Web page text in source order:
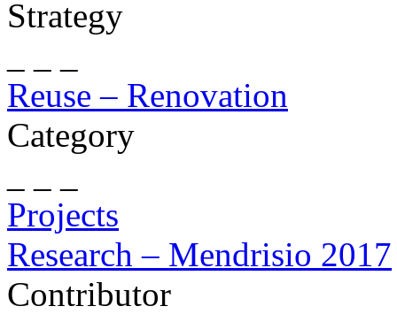
Strategy
Reuse – Renovation
Category
Projects
Research – Mendrisio 2017
Contributor